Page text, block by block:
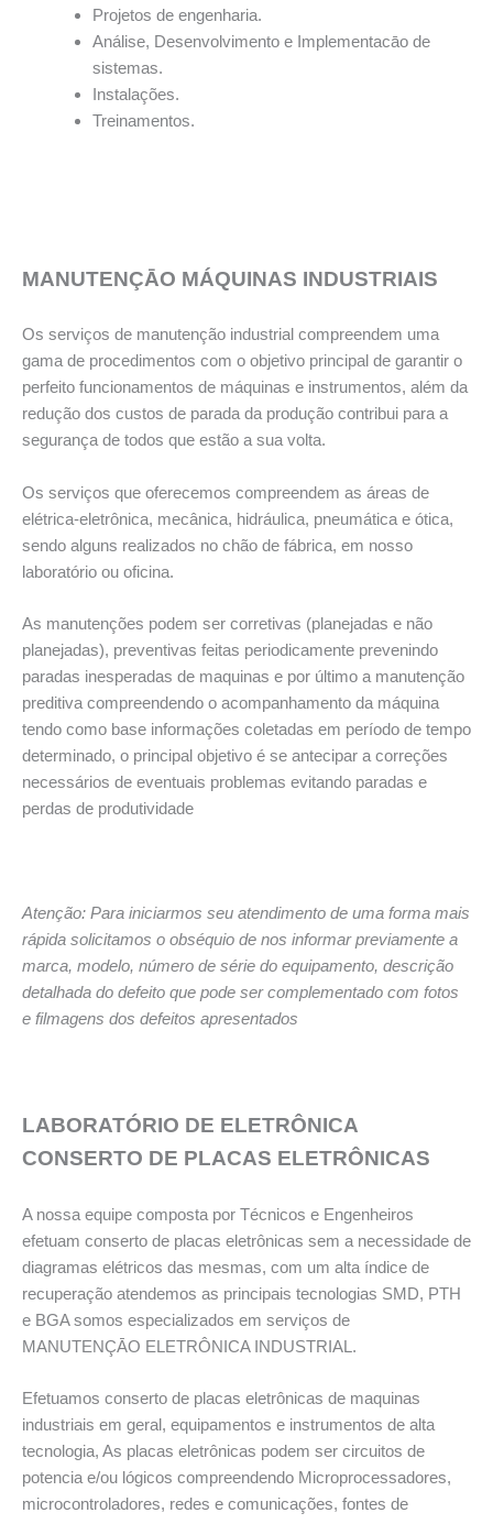
Projetos de engenharia.
Análise, Desenvolvimento e Implementacāo de
sistemas.
Instalações.
Treinamentos.
MANUTENÇĀO MÁQUINAS INDUSTRIAIS
Os serviços de manutenção industrial compreendem uma
gama de procedimentos com o objetivo principal de garantir o
perfeito funcionamentos de máquinas e instrumentos, além da
redução dos custos de parada da produção contribui para a
segurança de todos que estão a sua volta.
Os serviços que oferecemos compreendem as áreas de
elétrica-eletrônica, mecânica, hidráulica, pneumática e ótica,
sendo alguns realizados no chão de fábrica, em nosso
laboratório ou oficina.
As manutenções podem ser corretivas (planejadas e não
planejadas), preventivas feitas periodicamente prevenindo
paradas inesperadas de maquinas e por último a manutenção
preditiva compreendendo o acompanhamento da máquina
tendo como base informações coletadas em período de tempo
determinado, o principal objetivo é se antecipar a correções
necessários de eventuais problemas evitando paradas e
perdas de produtividade
Atenção: Para iniciarmos seu atendimento de uma forma mais
rápida solicitamos o obséquio de nos informar previamente a
marca, modelo, número de série do equipamento, descrição
detalhada do defeito que pode ser complementado com fotos
e filmagens dos defeitos apresentados
LABORATÓRIO DE ELETRÔNICA
CONSERTO DE PLACAS ELETRÔNICAS
A nossa equipe composta por Técnicos e Engenheiros
efetuam conserto de placas eletrônicas sem a necessidade de
diagramas elétricos das mesmas, com um alta índice de
recuperação atendemos as principais tecnologias SMD, PTH
e BGA somos especializados em serviços de
MANUTENÇĀO ELETRÔNICA INDUSTRIAL.
Efetuamos conserto de placas eletrônicas de maquinas
industriais em geral, equipamentos e instrumentos de alta
tecnologia, As placas eletrônicas podem ser circuitos de
potencia e/ou lógicos compreendendo Microprocessadores,
microcontroladores, redes e comunicações, fontes de